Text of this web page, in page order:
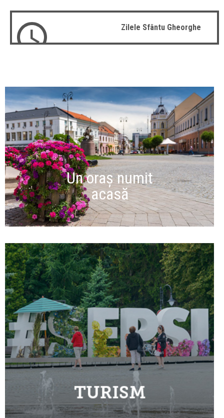
Zilele Sfântu Gheorghe
Un oraș numit
acasă